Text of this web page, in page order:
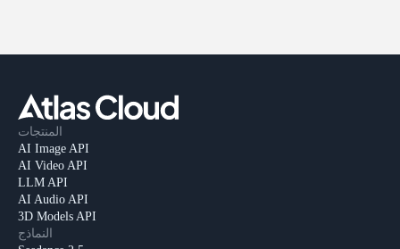
المنتجات
AI Image API
AI Video API
LLM API
AI Audio API
3D Models API
النماذج